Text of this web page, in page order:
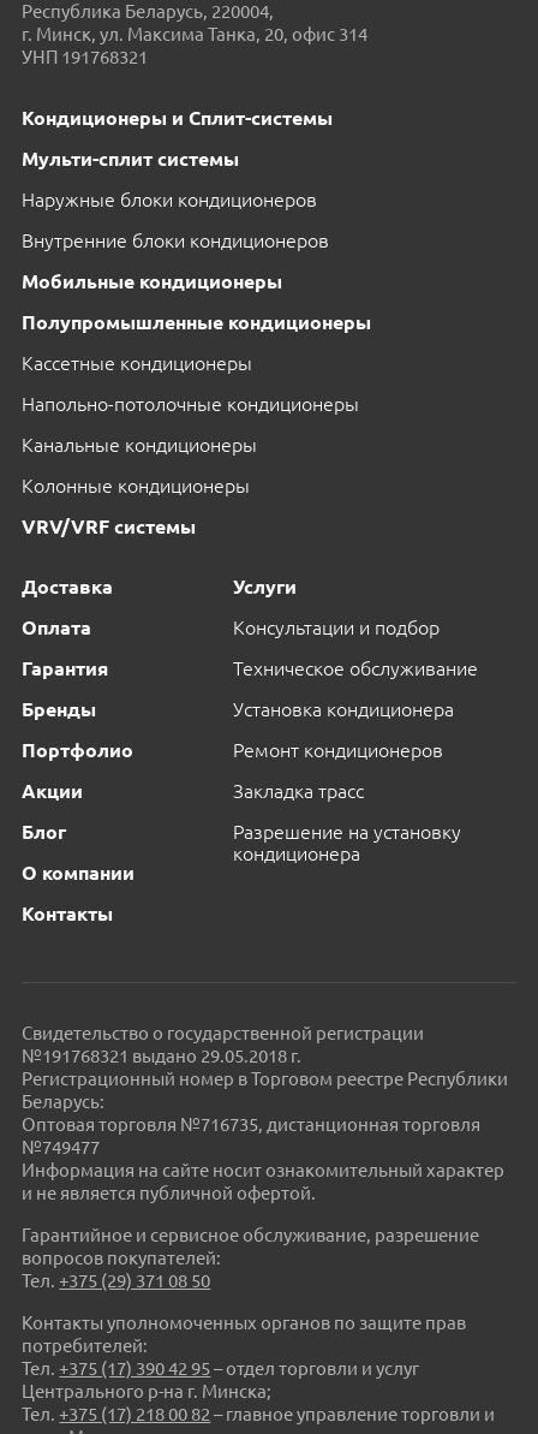
Республика Беларусь, 220004,
г. Минск, ул. Максима Танка, 20, офис 314
УНП 191768321
Кондиционеры и Сплит-системы
Мульти-сплит системы
Наружные блоки кондиционеров
Внутренние блоки кондиционеров
Мобильные кондиционеры
Полупромышленные кондиционеры
Кассетные кондиционеры
Напольно-потолочные кондиционеры
Канальные кондиционеры
Колонные кондиционеры
VRV/VRF системы
Доставка
Оплата
Гарантия
Бренды
Портфолио
Акции
Блог
О компании
Контакты
Услуги
Консультации и подбор
Техническое обслуживание
Установка кондиционера
Ремонт кондиционеров
Закладка трасс
Разрешение на установку
кондиционера
Свидетельство о государственной регистрации
№191768321 выдано 29.05.2018 г.
Регистрационный номер в Торговом реестре Республики
Беларусь:
Оптовая торговля №716735, дистанционная торговля
№749477
Информация на сайте носит ознакомительный характер
и не является публичной офертой.
Гарантийное и сервисное обслуживание, разрешение
вопросов покупателей:
Тел.+375 (29) 371 08 50
Контакты уполномоченных органов по защите прав
потребителей:
Тел.+375 (17) 390 42 95– отдел торговли и услуг
Центрального р-на г. Минска;
Тел.+375 (17) 218 00 82 – главное управление торговли и